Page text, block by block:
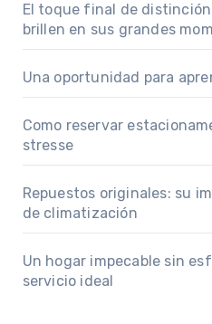
El toque final de
brillen en sus grandes
Una oportunidad para
Como reservar
stresse
Repuestos originales: su
de climatización
Un hogar impecable sin
servicio ideal